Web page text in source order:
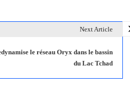
Next Article
le réseau Oryx dans le bassin
du Lac Tchad